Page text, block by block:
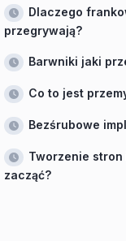
Dlaczego
przegrywają?
Barwniki jaki
Co to jest
Bezśrubowe
Tworzenie
zacząć?